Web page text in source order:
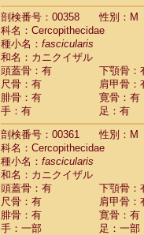
剖検番号：00358
性別：M
科名：Cercopithecidae
種小名： fascicularis
和名：カニクイザル
頭蓋骨：有
下顎骨：
尺骨：有
肩甲骨：
腓骨：有
寛骨：有
手：有
足：有
剖検番号：00361
性別：M
科名：Cercopithecidae
種小名： fascicularis
和名：カニクイザル
頭蓋骨：有
下顎骨：
尺骨：有
肩甲骨：
腓骨：有
寛骨：有
手：一部
足：一部